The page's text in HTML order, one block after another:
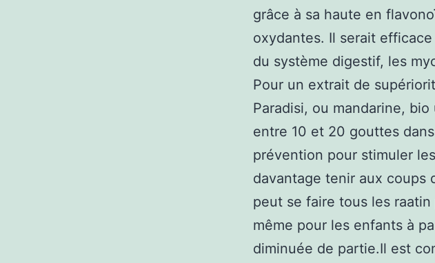
grâce à sa haute en
oxydantes. Il serait
du système digestif, les
Pour un extrait de
Paradisi, ou mandarine,
entre 10 et 20 gouttes
prévention pour stimuler
davantage tenir aux coups
peut se faire tous les
même pour les enfants à
diminuée de partie.Il est